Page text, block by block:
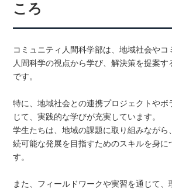
ころ
コミュニティ人間科学部は、地域社会やコ
人間科学の視点から学び、解決策を提案す
です。
特に、地域社会との連携プロジェクトやボ
じて、実践的な学びが充実しています。
学生たちは、地域の課題に取り組みながら
続可能な発展を目指すためのスキルを身に
す。
また、フィールドワークや実習を通じて、